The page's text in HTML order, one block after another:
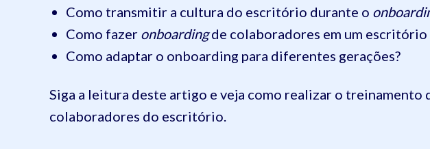
Como transmitir a cultura do escritório durante o
Como fazer onboardingde colaboradores em um escritório
Como adaptar o onboarding para diferentes gerações?
Siga a leitura deste artigo e veja como realizar o treinamento
colaboradores do escritório.